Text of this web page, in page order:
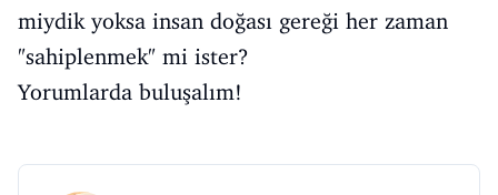
miydik yoksa insan doğası gereği her zaman
"sahiplenmek" mi ister?
Yorumlarda buluşalım!